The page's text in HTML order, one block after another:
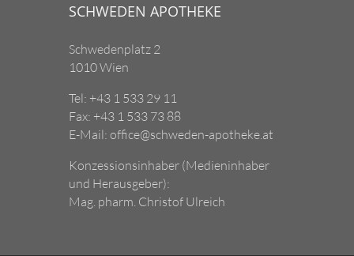
SCHWEDEN APOTHEKE
Schwedenplatz 2
1010 Wien
Tel: +43 1 533 29 11
Fax: +43 1 533 73 88
E-Mail: office@schweden-apotheke.at
Konzessionsinhaber (Medieninhaber
und Herausgeber):
Mag. pharm. Christof Ulreich